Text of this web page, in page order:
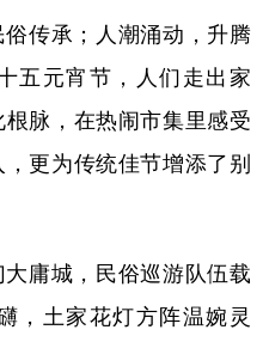
全球连线 教育
量子 体育
健康 军事
信息化 数字经济
溯源中国
传承；人潮涌动，升腾
五元宵节，人们走出家
脉，在热闹市集里感受
更为传统佳节增添了别
庸城，民俗巡游队伍载
，土家花灯方阵温婉灵